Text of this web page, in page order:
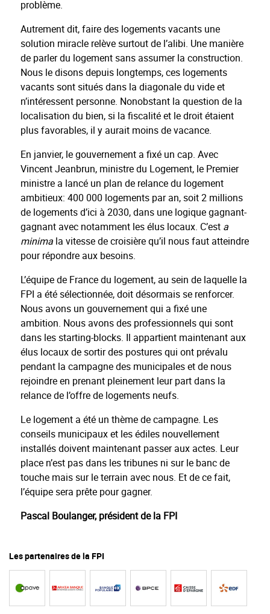
problème.
Autrement dit, faire des logements vacants une
solution miracle relève surtout de l’alibi. Une manière
de parler du logement sans assumer la construction.
Nous le disons depuis longtemps, ces logements
vacants sont situés dans la diagonale du vide et
n’intéressent personne. Nonobstant la question de la
localisation du bien, si la fiscalité et le droit étaient
plus favorables, il y aurait moins de vacance.
En janvier, le gouvernement a fixé un cap. Avec
Vincent Jeanbrun, ministre du Logement, le Premier
ministre a lancé un plan de relance du logement
ambitieux: 400 000 logements par an, soit 2 millions
de logements d’ici à 2030, dans une logique gagnant-
gagnant avec notamment les élus locaux. C’est a
minima la vitesse de croisière qu’il nous faut atteindre
pour répondre aux besoins.
L’équipe de France du logement, au sein de laquelle la
FPI a été sélectionnée, doit désormais se renforcer.
Nous avons un gouvernement qui a fixé une
ambition. Nous avons des professionnels qui sont
dans les starting-blocks. Il appartient maintenant aux
élus locaux de sortir des postures qui ont prévalu
pendant la campagne des municipales et de nous
rejoindre en prenant pleinement leur part dans la
relance de l’offre de logements neufs.
Le logement a été un thème de campagne. Les
conseils municipaux et les édiles nouvellement
installés doivent maintenant passer aux actes. Leur
place n’est pas dans les tribunes ni sur le banc de
touche mais sur le terrain avec nous. Et de ce fait,
l’équipe sera prête pour gagner.
Pascal Boulanger, président de la FPI
Les partenaires de la FPI